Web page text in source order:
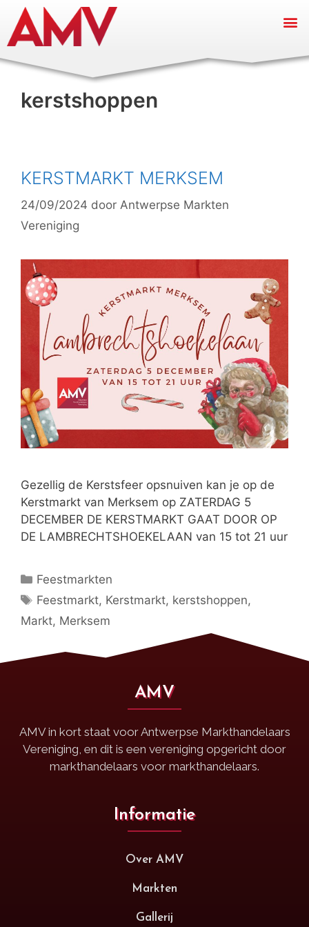
kerstshoppen
KERSTMARKT MERKSEM
24/09/2024 door Antwerpse Markten
Vereniging
Gezellig de Kerstsfeer opsnuiven kan je op de
Kerstmarkt van Merksem op ZATERDAG 5
DECEMBER DE KERSTMARKT GAAT DOOR OP
DE LAMBRECHTSHOEKELAAN van 15 tot 21 uur
Feestmarkten
Feestmarkt, Kerstmarkt, kerstshoppen,
Markt, Merksem
AMV
AMV in kort staat voor Antwerpse Markthandelaars
Vereniging, en dit is een vereniging opgericht door
markthandelaars voor markthandelaars.
Informatie
Over AMV
Markten
Gallerij